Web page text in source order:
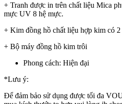
+ Tranh được in trên chất liệu Mica
mực UV 8 hệ mực.
+ Kim đồng hồ chất liệu hợp kim có 2
+ Bộ máy đồng hồ kim trôi
Phong cách: Hiện đại
*Lưu ý:
Để đảm bảo sử dụng được tối đa